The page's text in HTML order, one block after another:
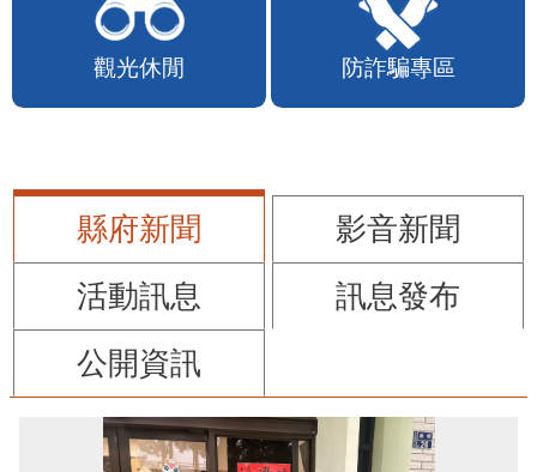
觀光休閒 防詐騙專區
縣府新聞
影音新聞
活動訊息
訊息發布
公開資訊